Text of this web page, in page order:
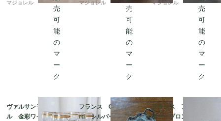
マジョレル
マジョレル
マジョレル
ヴァルサンランベー
ル 金彩ワイングラ
フランス Cailar Baya
rd シルバープレー
フランス アールヌー
ボー ブロンズキャン